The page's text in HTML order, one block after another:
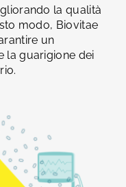
la qualità
modo, Biovitae
un
la guarigione dei